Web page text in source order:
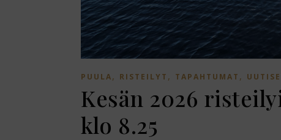
PUULA, RISTEILYT , TAPAHTUMAT ,
Kesän 2026
klo 8.25